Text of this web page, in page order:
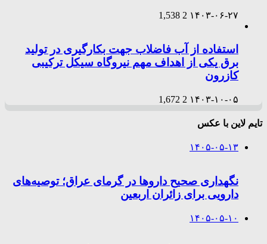
۱۴۰۳-۰۶-۲۷ 2
1,538
استفاده از آب فاضلاب جهت بکارگیری در تولید
برق یکی از اهداف مهم نیروگاه سیکل ترکیبی
کازرون
۱۴۰۳-۱۰-۰۵ 2
1,672
تایم لاین با عکس
۱۴۰۵-۰۵-۱۳
نگهداری صحیح داروها در گرمای عراق؛ توصیه‌های
دارویی برای زائران اربعین
۱۴۰۵-۰۵-۱۰